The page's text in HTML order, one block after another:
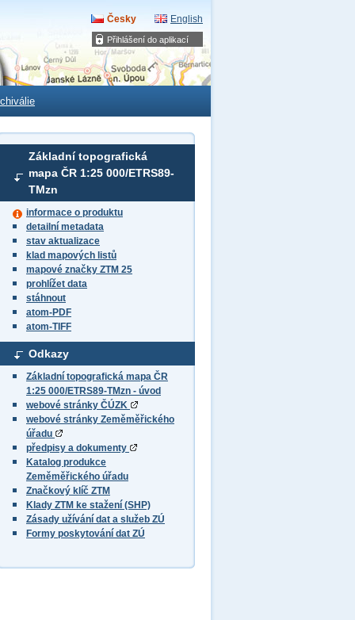
Přihlášení do aplikací
Česky English
Základní topografická
mapa ČR 1:25 000/ETRS89-
TMzn
informace o produktu
detailní metadata
stav aktualizace
klad mapových listů
mapové značky ZTM 25
prohlížet data
stáhnout
atom-PDF
atom-TIFF
Odkazy
Základní topografická mapa ČR
1:25 000/ETRS89-TMzn - úvod
webové stránky ČÚZK
webové stránky Zeměměřického
úřadu
předpisy a dokumenty
Katalog produkce
Zeměměřického úřadu
Značkový klíč ZTM
Klady ZTM ke stažení (SHP)
Zásady užívání dat a služeb ZÚ
Formy poskytování dat ZÚ